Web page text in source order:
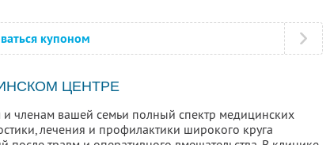
купоном
ЦЕНТРЕ
членам вашей семьи полный спектр медицинских
лечения и профилактики широкого круга